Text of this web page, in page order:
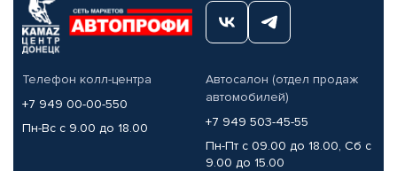
Телефон колл-центра
+7 949 00-00-550
Пн-Вс с 9.00 до 18.00
Автосалон (отдел продаж
автомобилей)
+7 949 503-45-55
Пн-Пт с 09.00 до 18.00, Сб с
9.00 до 15.00